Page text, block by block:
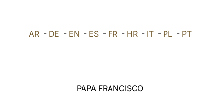
AR- DE - EN - ES- FR- HR- IT- PL- PT
PAPA FRANCISCO